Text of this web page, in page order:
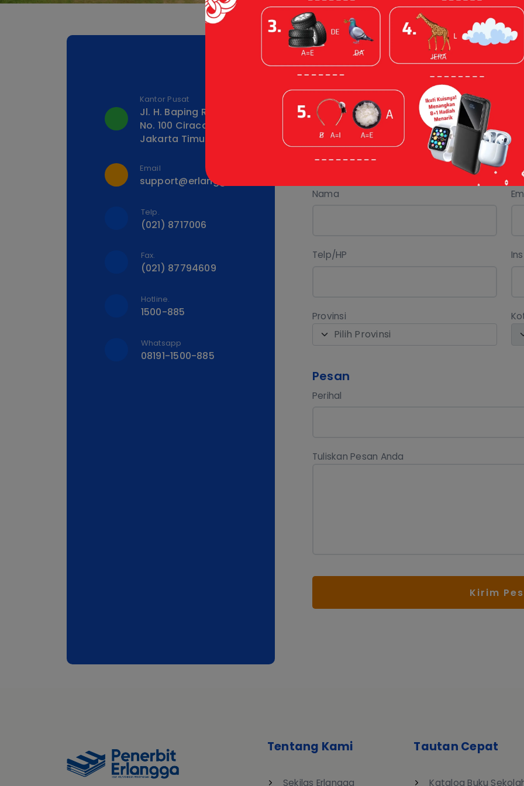
Kantor Pusat
Jl. H. Baping Raya
No. 100 Ciracas
Jakarta Timur 13740
Email
support@erlangga.co.id
Telp.
(021) 8717006
Fax.
(021) 87794609
Hotline.
1500-885
Whatsapp
08191-1500-885
Silakan Tuliskan
Pilih Topik
Nama
Telp/HP
Provinsi
Pilih Provinsi
Pesan
Perihal
Tuliskan Pesan Anda
Kirim
Tentang Kami
Sekilas Erlangga
Tautan Cepat
Katalog Buku